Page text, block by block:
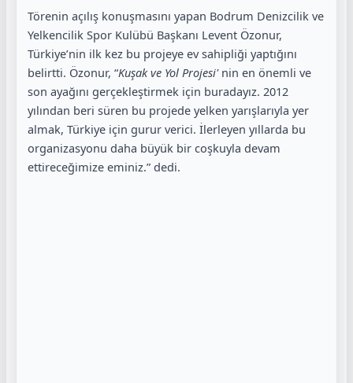
Törenin açılış konuşmasını yapan Bodrum Denizcilik ve
Yelkencilik Spor Kulübü Başkanı Levent Özonur,
Türkiye’nin ilk kez bu projeye ev sahipliği yaptığını
belirtti. Özonur, “Kuşak ve Yol Projesi'nin en önemli ve
son ayağını gerçekleştirmek için buradayız. 2012
yılından beri süren bu projede yelken yarışlarıyla yer
almak, Türkiye için gurur verici. İlerleyen yıllarda bu
organizasyonu daha büyük bir coşkuyla devam
ettireceğimize eminiz.” dedi.